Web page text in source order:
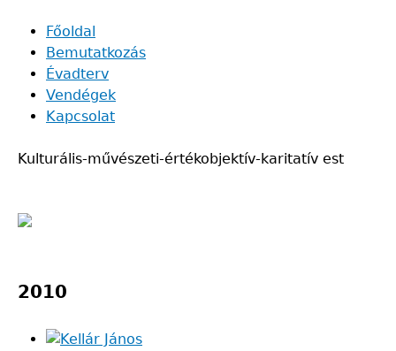
main
content
Main
navigation
Főoldal
Bemutatkozás
Évadterv
Vendégek
Kapcsolat
Kulturális-művészeti-értékobjektív-karitatív est
to
2010